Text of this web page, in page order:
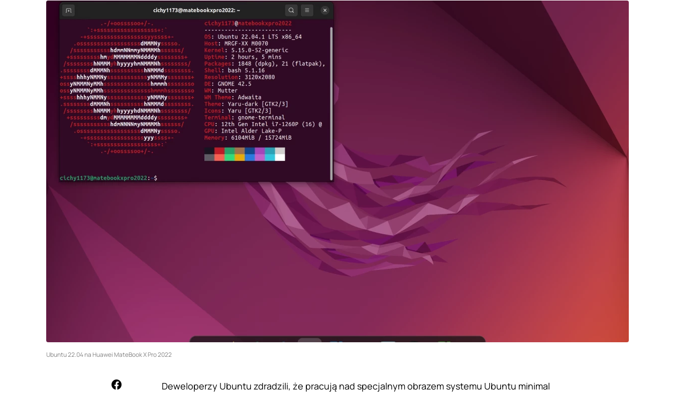
Ubuntu 22.04 na Huawei MateBook X Pro 2022
Deweloperzy Ubuntu zdradzili, że pracują nad specjalnym obrazem systemu Ubuntu minimal